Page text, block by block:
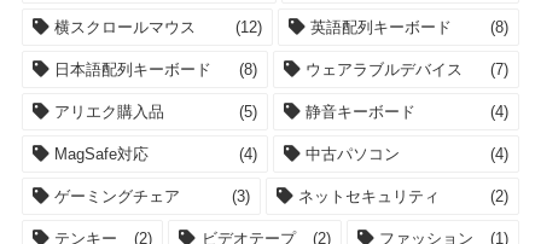
横スクロールマウス (12) 英語配列キーボード (8)
日本語配列キーボード (8) ウェアラブルデバイス (7)
アリエク購入品 (5) 静音キーボード (4)
MagSafe対応 (4) 中古パソコン (4)
ゲーミングチェア (3) ネットセキュリティ (2)
テンキー (2) ビデオテープ (2) ファッション (1)